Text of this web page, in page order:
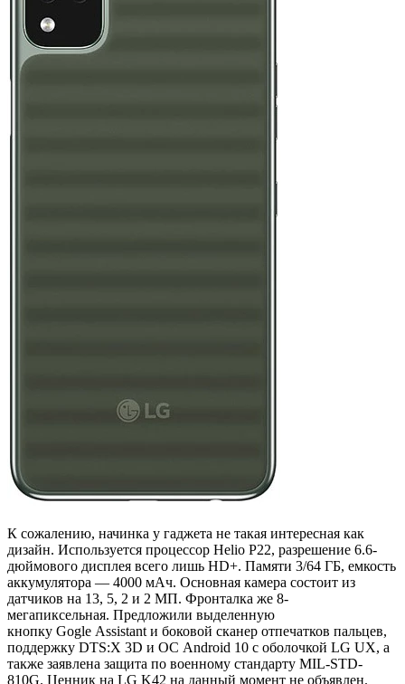
К сожалению, начинка у гаджета не такая интересная как
дизайн. Используется процессор Helio P22, разрешение 6.6-
дюймового дисплея всего лишь HD+. Памяти 3/64 ГБ, емкость
аккумулятора — 4000 мАч. Основная камера состоит из
датчиков на 13, 5, 2 и 2 МП. Фронталка же 8-
мегапиксельная. Предложили выделенную
кнопку Gogle Assistant и боковой сканер отпечатков пальцев,
поддержку DTS:X 3D и ОС Android 10 с оболочкой LG UX, а
также заявлена защита по военному стандарту MIL-STD-
810G. Ценник на LG K42 на данный момент не объявлен.